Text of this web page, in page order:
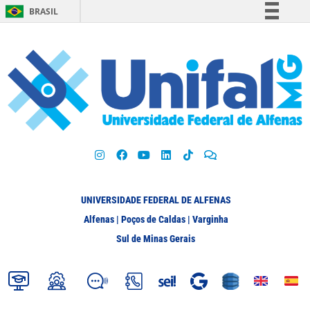
BRASIL
Participe
Acesso à informação
Legislação
UNIVERSIDADE FEDERAL DE ALFENAS
Alfenas | Poços de Caldas | Varginha
Sul de Minas Gerais